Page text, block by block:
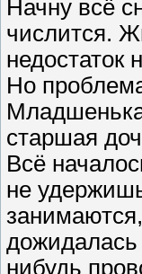
Начну всё
числится.
недостаток
Но
старшая
Всё
не
дожидалась
нибудь